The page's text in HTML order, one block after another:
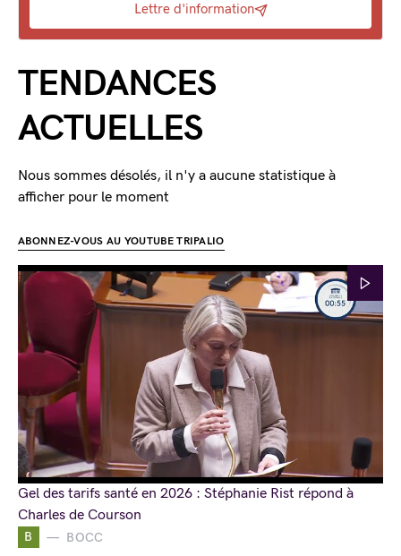
B BOCC
Lettre d'information
TENDANCES
ACTUELLES
Nous sommes désolés, il n'y a aucune statistique à
afficher pour le moment
ABONNEZ-VOUS AU YOUTUBE TRIPALIO
Gel des tarifs santé en 2026 : Stéphanie Rist répond à
Charles de Courson